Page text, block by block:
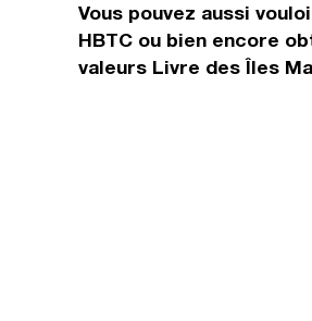
Vous pouvez aussi
HBTC ou bien encore
valeurs Livre des Îles